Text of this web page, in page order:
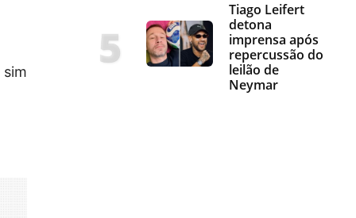
Tiago Leifert
detona
imprensa após
repercussão do
leilão de
Neymar